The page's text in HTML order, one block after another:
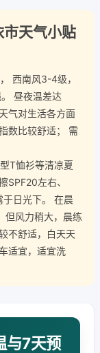
天气小贴
西南风3-4级，
昼夜温差达
气对生活各方面
数比较舒适； 需
T恤衫等清凉夏
SPF20左右、
于日光下。 在晨
但风力稍大，晨练
不舒适，白天天
适宜，适宜洗
与7天预